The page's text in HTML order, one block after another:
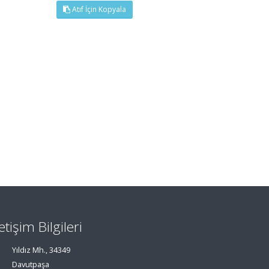
Atıf İçin Kopyala
Bilgileri
Yıldız Mh., 34349
Davutpaşa